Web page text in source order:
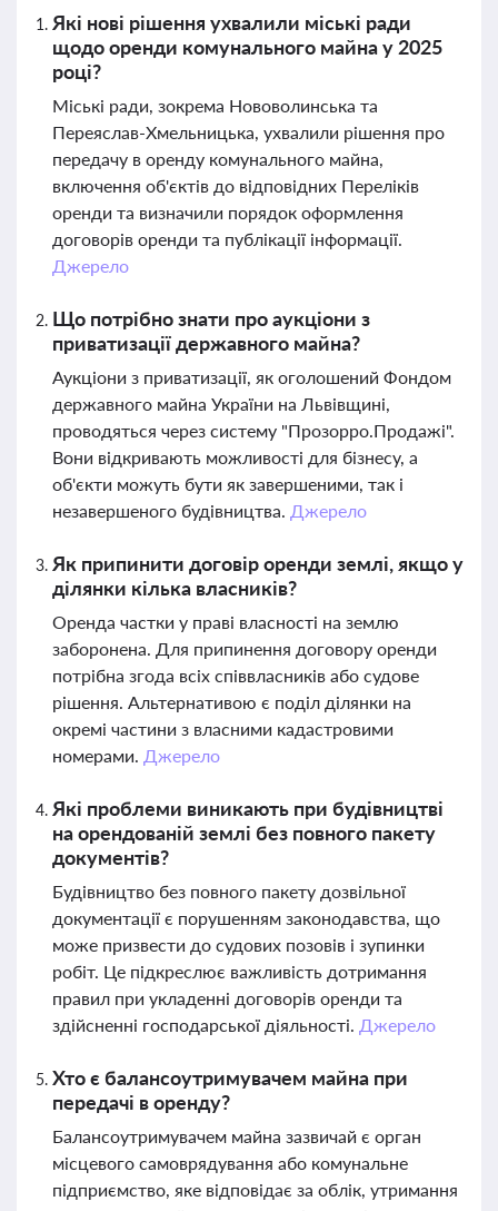
Які нові рішення ухвалили міські ради
щодо оренди комунального майна у 2025
році?
Міські ради, зокрема Нововолинська та
Переяслав-Хмельницька, ухвалили рішення про
передачу в оренду комунального майна,
включення об'єктів до відповідних Переліків
оренди та визначили порядок оформлення
договорів оренди та публікації інформації.
Джерело
Що потрібно знати про аукціони з
приватизації державного майна?
Аукціони з приватизації, як оголошений Фондом
державного майна України на Львівщині,
проводяться через систему "Прозорро.Продажі".
Вони відкривають можливості для бізнесу, а
об'єкти можуть бути як завершеними, так і
незавершеного будівництва. Джерело
Як припинити договір оренди землі, якщо у
ділянки кілька власників?
Оренда частки у праві власності на землю
заборонена. Для припинення договору оренди
потрібна згода всіх співвласників або судове
рішення. Альтернативою є поділ ділянки на
окремі частини з власними кадастровими
номерами. Джерело
Які проблеми виникають при будівництві
на орендованій землі без повного пакету
документів?
Будівництво без повного пакету дозвільної
документації є порушенням законодавства, що
може призвести до судових позовів і зупинки
робіт. Це підкреслює важливість дотримання
правил при укладенні договорів оренди та
здійсненні господарської діяльності. Джерело
Хто є балансоутримувачем майна при
передачі в оренду?
Балансоутримувачем майна зазвичай є орган
місцевого самоврядування або комунальне
підприємство, яке відповідає за облік, утримання